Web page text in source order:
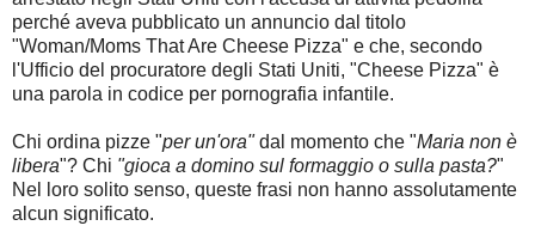
perché aveva pubblicato un annuncio dal titolo
"Woman/Moms That Are Cheese Pizza" e che, secondo
l'Ufficio del procuratore degli Stati Uniti, "Cheese Pizza" è
una parola in codice per pornografia infantile.
Chi ordina pizze "per un'ora"dal momento che "Maria non è
libera"? Chi "gioca a domino sul formaggio o sulla pasta?"
Nel loro solito senso, queste frasi non hanno assolutamente
alcun significato.